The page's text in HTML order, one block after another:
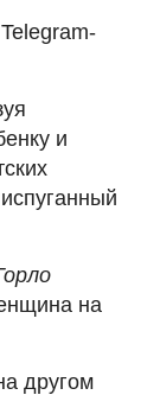
и
на
другом